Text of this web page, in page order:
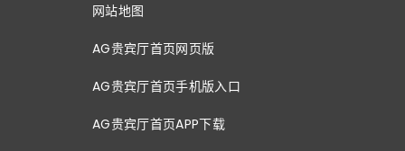
网站地图
AG贵宾厅首页网页版
AG贵宾厅首页手机版入口
AG贵宾厅首页APP下载